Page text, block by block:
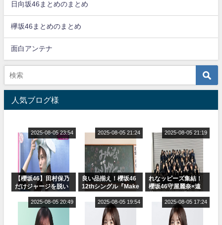
日向坂46まとめのまとめ
欅坂46まとめのまとめ
面白アンテナ
人気ブログ様
【櫻坂46】田村保乃
だけジャージを脱い
2025-08-05 23:54
良い品揃え！櫻坂46
12thシングル『Make
ャルグッズ絶賛販売
2025-08-05 21:24
れなッピーズ集結！
櫻坂46守屋麗奈×遠
ット！」水曜スタジ
オ出演決定
2025-08-05 21:19
2025-08-05 20:49 2025-08-05 19:54 2025-08-05 17:24